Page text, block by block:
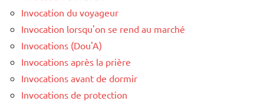
Invocation du voyageur
Invocation lorsqu'on se rend au marché
Invocations (Dou'A)
Invocations après la prière
Invocations avant de dormir
Invocations de protection